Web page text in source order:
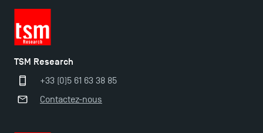
TSM Research
+33 (0)5 61 63 38 85
Contactez-nous